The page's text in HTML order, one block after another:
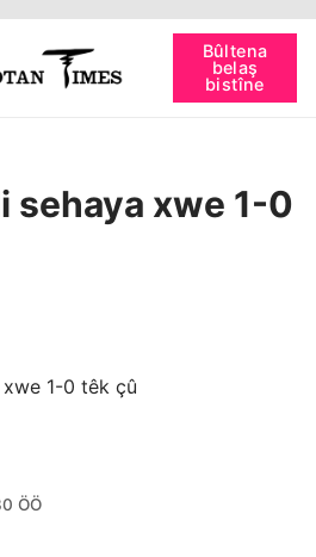
Bûltena
belaş
bistîne
sehaya xwe 1-0
ÖÖ